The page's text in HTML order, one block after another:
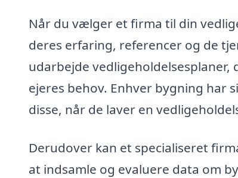
Når du vælger et firma til din
deres erfaring, referencer og de
udarbejde
ejeres behov. Enhver bygning har
disse, når de laver en
Derudover kan et specialiseret
at indsamle og evaluere data om